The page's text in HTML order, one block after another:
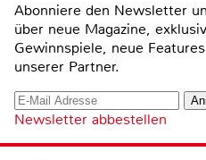
Abonniere den Newsletter
über neue Magazine,
Gewinnspiele, neue
unserer Partner.
Newsletter abbestellen